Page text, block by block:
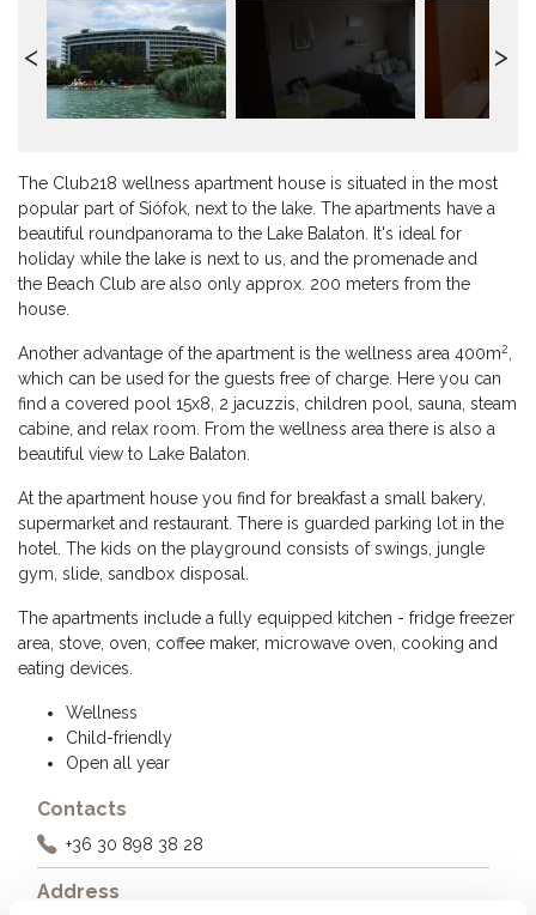
The Club218 wellness apartment house is situated in the most
popular part of Siófok, next to the lake. The apartments have a
beautiful roundpanorama to the Lake Balaton. It's ideal for
holiday while the lake is next to us, and the promenade and
the Beach Club are also only approx. 200 meters from the
house.
Another advantage of the apartment is the wellness area 400m2
which can be used for the guests free of charge. Here you can
find a covered pool 15x8, 2 jacuzzis, children pool, sauna, steam
cabine, and relax room. From the wellness area there is also a
beautiful view to Lake Balaton.
At the apartment house you find for breakfast a small bakery,
supermarket and restaurant. There is guarded parking lot in the
hotel. The kids on the playground consists of swings, jungle
gym, slide, sandbox disposal.
The apartments include a fully equipped kitchen - fridge freezer
area, stove, oven, coffee maker, microwave oven, cooking and
eating devices.
Wellness
Child-friendly
Open all year
Contacts
+36 30 898 38 28
Address